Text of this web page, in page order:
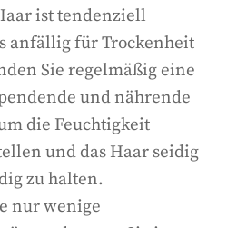
ist tendenziell
anfällig für Trockenheit
Sie regelmäßig eine
und nährende
die Feuchtigkeit
und das Haar seidig
zu halten.
nur wenige